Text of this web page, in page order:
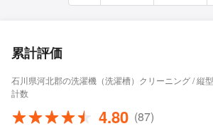
累計評価
石川県河北郡の洗濯機（洗濯槽）クリーニング / 縦
計数
4.80 (87)